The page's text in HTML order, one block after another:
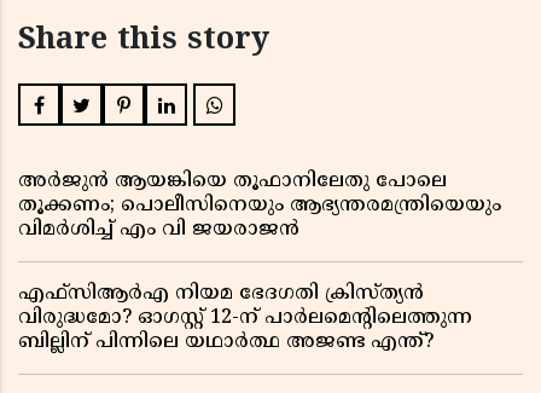
Share this story
അർജുൻ ആയങ്കിയെ തൂഫാനിലേതു പോലെ
തൂക്കണം; പൊലീസിനെയും ആഭ്യന്തരമന്ത്രിയെയും
വിമർശിച്ച് എം വി ജയരാജൻ
എഫ്സിആർഎ നിയമ ഭേദഗതി ക്രിസ്ത്യൻ
വിരുദ്ധമോ? ഓഗസ്റ്റ് 12-ന് പാർലമെന്റിലെത്തുന്ന
ബില്ലിന് പിന്നിലെ യഥാർത്ഥ അജണ്ട എന്ത്?